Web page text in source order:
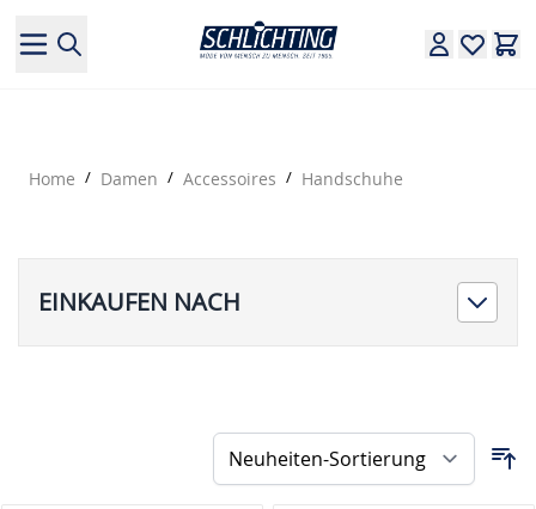
Home / Damen / Accessoires / Handschuhe
EINKAUFEN NACH